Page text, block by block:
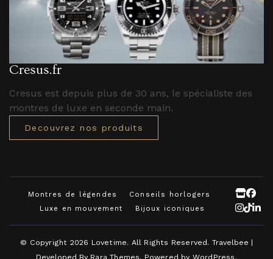
Cresus.fr
Cresus est depuis plus de 30 ans, le spécialiste des
montres de luxe en seconde main.
Decouvrez nos produits
Montres de légendes
Conseils horlogers
Luxe en mouvement
Bijoux iconiques
© Copyright 2026 Lovetime. All Rights Reserved. Travelbee |
Developed By Rara Themes. Powered by WordPress .